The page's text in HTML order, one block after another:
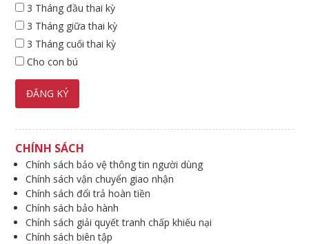
3 Tháng đầu thai kỳ
3 Tháng giữa thai kỳ
3 Tháng cuối thai kỳ
Cho con bú
CHÍNH SÁCH
Chính sách bảo vệ thông tin người dùng
Chính sách vận chuyển giao nhận
Chính sách đổi trả hoàn tiền
Chính sách bảo hành
Chính sách giải quyết tranh chấp khiếu nại
Chính sách biên tập